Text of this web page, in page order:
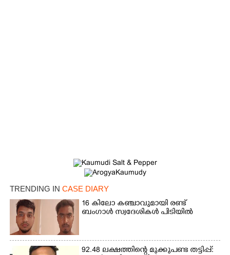
TRENDING IN CASE DIARY
16 കിലോ കഞ്ചാവുമായി രണ്ട്
ബംഗാൾ സ്വദേശികൾ പിടിയിൽ
92.48 ലക്ഷത്തിന്റെ മുക്കുപണ്ട തട്ടിപ്പ്: